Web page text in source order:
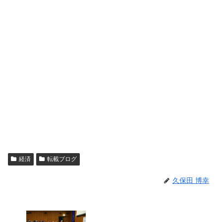
経済 転載ブログ
久保田 博幸